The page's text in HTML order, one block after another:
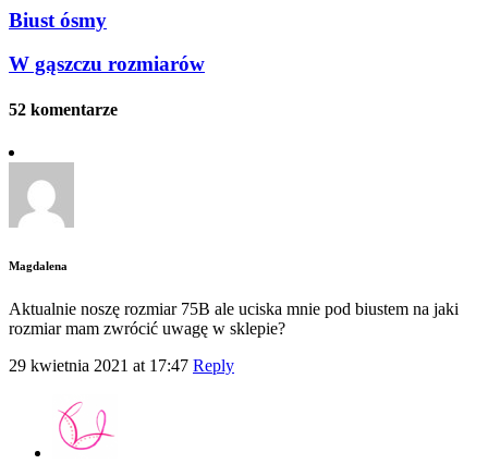
Biust ósmy
W gąszczu rozmiarów
52 komentarze
Magdalena
Aktualnie noszę rozmiar 75B ale uciska mnie pod biustem na jaki
rozmiar mam zwrócić uwagę w sklepie?
29 kwietnia 2021 at 17:47 Reply